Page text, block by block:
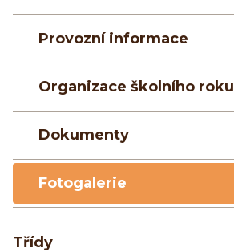
Provozní informace
Organizace školního roku
Dokumenty
Fotogalerie
Třídy